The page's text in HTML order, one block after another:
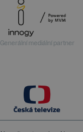
Generální mediální partner